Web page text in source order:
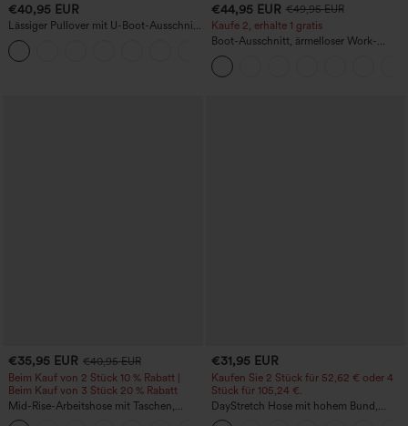
€40,95 EUR
Lässiger Pullover mit U-Boot-Ausschnitt
und Fledermausärmeln.
€44,95 EUR €49,95 EUR
Kaufe 2, erhalte 1 gratis
Boot-Ausschnitt, ärmelloser Work-
Jumpsuit mit seitlicher Bindung,
kühlender Cool-Touch-Effekt, gestreift
und mit Taschen – Easy Peezy Edition
€35,95 EUR €40,95 EUR
Beim Kauf von 2 Stück 10 % Rabatt |
Beim Kauf von 3 Stück 20 % Rabatt
Mid-Rise-Arbeitshose mit Taschen,
Barrel-Leg und weiter Passform
€31,95 EUR
Kaufen Sie 2 Stück für 52,62 € oder 4
Stück für 105,24 €.
DayStretch Hose mit hohem Bund,
Barrel-Leg und Taschen